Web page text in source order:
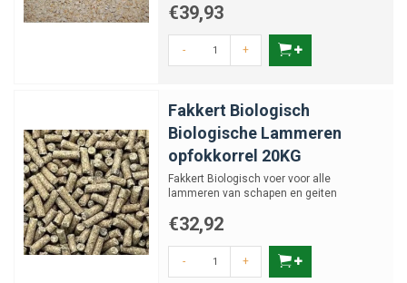
€39,93
- +
Fakkert Biologisch
Biologische Lammeren
opfokkorrel 20KG
Fakkert Biologisch voer voor alle
lammeren van schapen en geiten
€32,92
- +